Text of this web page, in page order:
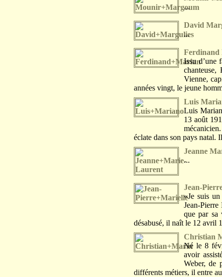
...
David
...
Ferdinand
Issu d’une
Vienne,
années vingt, le jeune
Luis
Luis
13 août
éclate dans son pays natal.
Jeanne
...
Jean-
«Je suis
Jean-
que par sa
désabusé, il naît le 12 avril
Christian
Né le 8
avoir
Weber, de
différents métiers, il entre